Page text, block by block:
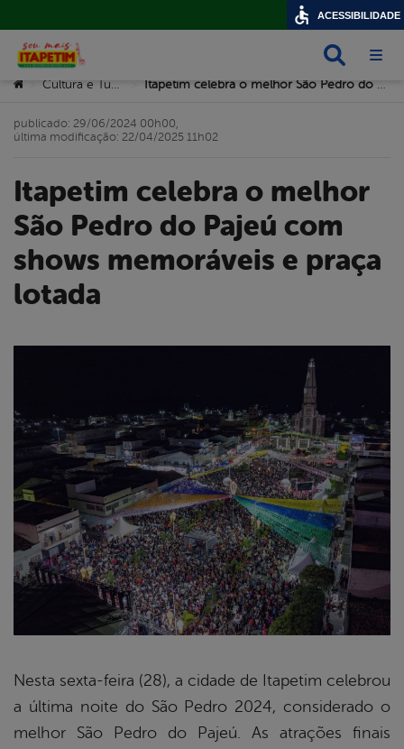
Você está aqui:
> Cultura e Turismo > Itapetim celebra o melhor São Pedro do Pajeú com shows memoráveis e praça lotada
Itapetim celebra o melhor
São Pedro do Pajeú com
shows memoráveis e praça
lotada
publicado: 29/06/2024 00h00,
última modificação: 22/04/2025 11h02
Nesta sexta-feira (28), a cidade de Itapetim celebrou
a última noite do São Pedro 2024, considerado o
melhor São Pedro do Pajeú. As atrações finais
ACESSIBILIDADE